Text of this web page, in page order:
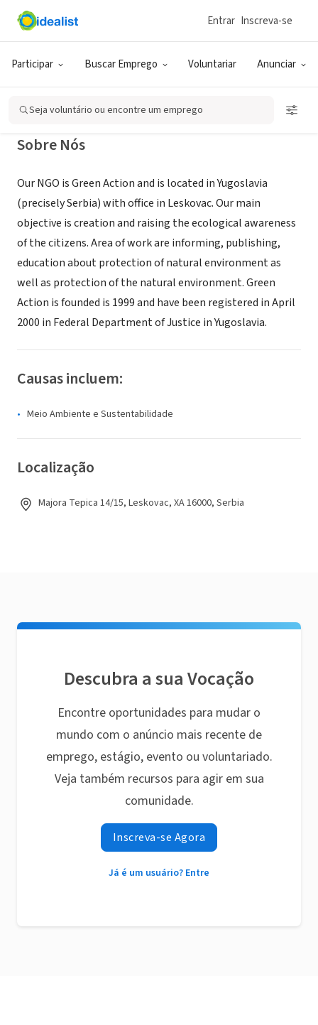
Participar Buscar Emprego Voluntariar Anunciar
Entrar Inscreva-se
Seja voluntário ou encontre um emprego
ONG (SETOR SOCIAL)
Green Action
Sobre Nós
Our NGO is Green Action and is located in Yugoslavia
(precisely Serbia) with office in Leskovac. Our main
objective is creation and raising the ecological awareness
of the citizens. Area of work are informing, publishing,
education about protection of natural environment as
well as protection of the natural environment. Green
Action is founded is 1999 and have been registered in April
2000 in Federal Department of Justice in Yugoslavia.
Causas incluem:
Meio Ambiente e Sustentabilidade
Localização
Majora Tepica 14/15, Leskovac, XA 16000, Serbia
Descubra a sua Vocação
Encontre oportunidades para mudar o
mundo com o anúncio mais recente de
emprego, estágio, evento ou voluntariado.
Veja também recursos para agir em sua
comunidade.
Inscreva-se Agora
Já é um usuário? Entre